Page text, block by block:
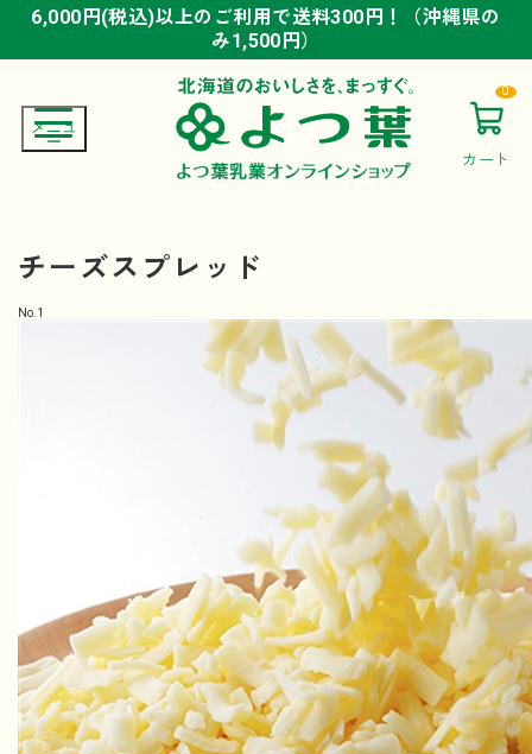
6,000円(税込)以上のご利用で送料300円！（沖縄県の
み1,500円）
6,000円(税込)以上のご利用で送料300円！（沖縄県の
み1,500円）
6,000円(税込)以上のご利用で送料300円！（沖縄県の
み1,500円）
カート
0
チーズスプレッド
No. 1